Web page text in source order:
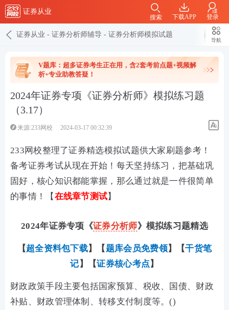
证券从业
下载APP 登录
搜索
证券从业 - 证券分析师辅导 - 证券分析师模拟试题
导航
V题库：超多证券考生正在用，含2套考前点题+视频解
析+专业助教答疑！
2024年证券专项《证券分析师》模拟练习题
（3.17）
来源:233网校 2024-03-17 00:32:39
233网校整理了证券精选模拟试题供大家刷题参考！
备考证券考试从现在开始！每天坚持练习，把基础巩
固好，核心知识都能掌握，那么通过就是一件很简单
的事情！【 在线章节测试】
2024年证券专项《证券分析师》模拟练习题精选
【超全资料包下载】【题库会员免费领】【干货笔
记 】【证券核心考点 】
财政政策手段主要包括国家预算、税收、国债、财政
补贴、财政管理体制、转移支付制度等。()